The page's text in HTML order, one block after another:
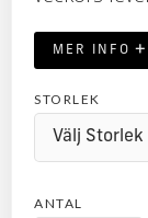
MER INFO +
STORLEK
ANTAL